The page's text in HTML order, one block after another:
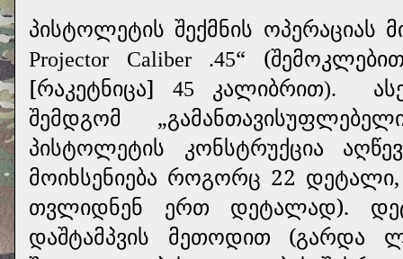
პისტოლეტის შექმნის ოპერაციას
Projector Caliber .45“
[რაკეტნიცა] 45 კალიბრით).
შემდგომ
პისტოლეტის კონსტრუქცია
მოიხსენიება როგორც 22
თვლიდნენ ერთ დეტალად).
დაშტამპვის მეთოდით (გარდა